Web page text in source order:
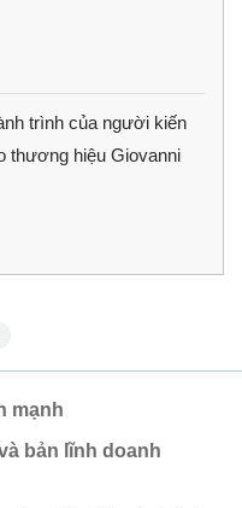
trình của người kiến
thương hiệu Giovanni
mạnh
bản lĩnh doanh